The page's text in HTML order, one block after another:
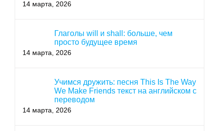
14 марта, 2026
Глаголы will и shall: больше, чем
просто будущее время
14 марта, 2026
Учимся дружить: песня This Is The Way
We Make Friends текст на английском с
переводом
14 марта, 2026